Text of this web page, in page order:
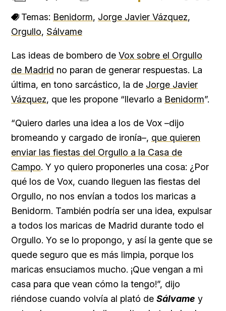
Temas: Benidorm, Jorge Javier Vázquez,
Orgullo, Sálvame
Las ideas de bombero de Vox sobre el Orgullo
de Madrid no paran de generar respuestas. La
última, en tono sarcástico, la de Jorge Javier
Vázquez, que les propone “llevarlo a Benidorm”.
“Quiero darles una idea a los de Vox –dijo
bromeando y cargado de ironía–, que quieren
enviar las fiestas del Orgullo a la Casa de
Campo. Y yo quiero proponerles una cosa: ¿Por
qué los de Vox, cuando lleguen las fiestas del
Orgullo, no nos envían a todos los maricas a
Benidorm. También podría ser una idea, expulsar
a todos los maricas de Madrid durante todo el
Orgullo. Yo se lo propongo, y así la gente que se
quede seguro que es más limpia, porque los
maricas ensuciamos mucho. ¡Que vengan a mi
casa para que vean cómo la tengo!”, dijo
riéndose cuando volvía al plató de Sálvame y